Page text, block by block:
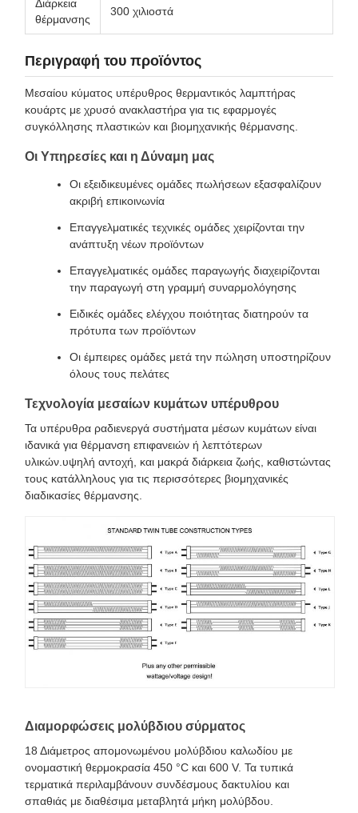
Διάρκεια
θέρμανσης
300 χιλιοστά
Περιγραφή του προϊόντος
Μεσαίου κύματος υπέρυθρος θερμαντικός λαμπτήρας
κουάρτς με χρυσό ανακλαστήρα για τις εφαρμογές
συγκόλλησης πλαστικών και βιομηχανικής θέρμανσης.
Οι Υπηρεσίες και η Δύναμη μας
Οι εξειδικευμένες ομάδες πωλήσεων εξασφαλίζουν
ακριβή επικοινωνία
Επαγγελματικές τεχνικές ομάδες χειρίζονται την
ανάπτυξη νέων προϊόντων
Επαγγελματικές ομάδες παραγωγής διαχειρίζονται
την παραγωγή στη γραμμή συναρμολόγησης
Ειδικές ομάδες ελέγχου ποιότητας διατηρούν τα
πρότυπα των προϊόντων
Οι έμπειρες ομάδες μετά την πώληση υποστηρίζουν
όλους τους πελάτες
Τεχνολογία μεσαίων κυμάτων υπέρυθρου
Τα υπέρυθρα ραδιενεργά συστήματα μέσων κυμάτων είναι
ιδανικά για θέρμανση επιφανειών ή λεπτότερων
υλικών.υψηλή αντοχή, και μακρά διάρκεια ζωής, καθιστώντας
τους κατάλληλους για τις περισσότερες βιομηχανικές
διαδικασίες θέρμανσης.
Διαμορφώσεις μολύβδιου σύρματος
18 Διάμετρος απομονωμένου μολύβδιου καλωδίου με
ονομαστική θερμοκρασία 450 °C και 600 V. Τα τυπικά
τερματικά περιλαμβάνουν συνδέσμους δακτυλίου και
σπαθιάς με διαθέσιμα μεταβλητά μήκη μολύβδου.